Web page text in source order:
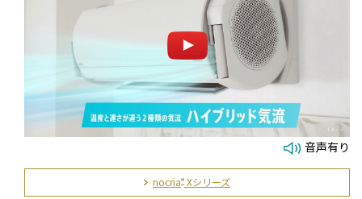
音声有り
nocria® Xシリーズ